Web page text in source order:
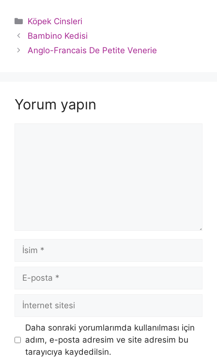
Kategoriler
Köpek Cinsleri
Bambino Kedisi
Anglo-Francais De Petite Venerie
Yorum yapın
İsim
posta
İnternet
sitesi
Daha sonraki yorumlarımda kullanılması için
adım, e-posta adresim ve site adresim bu
tarayıcıya kaydedilsin.